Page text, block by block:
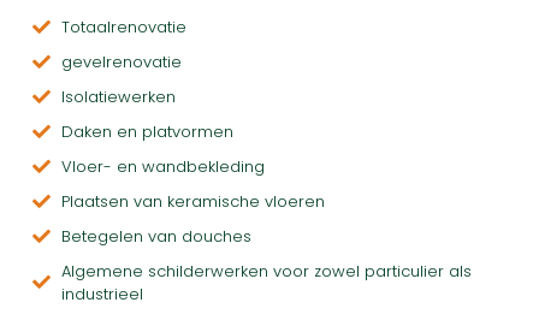
Totaalrenovatie
gevelrenovatie
Isolatiewerken
Daken en platvormen
Vloer- en wandbekleding
Plaatsen van keramische vloeren
Betegelen van douches
Algemene schilderwerken voor zowel particulier als
industrieel